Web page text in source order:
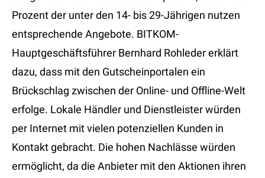
Prozent der unter den 14- bis 29-Jährigen nutzen
entsprechende Angebote. BITKOM-
Hauptgeschäftsführer Bernhard Rohleder erklärt
dazu, dass mit den Gutscheinportalen ein
Brückschlag zwischen der Online- und Offline-Welt
erfolge. Lokale Händler und Dienstleister würden
per Internet mit vielen potenziellen Kunden in
Kontakt gebracht. Die hohen Nachlässe würden
ermöglicht, da die Anbieter mit den Aktionen ihren